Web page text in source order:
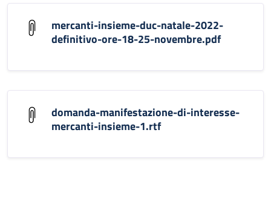
mercanti-insieme-duc-natale-2022-
definitivo-ore-18-25-novembre.pdf
domanda-manifestazione-di-interesse-
mercanti-insieme-1.rtf